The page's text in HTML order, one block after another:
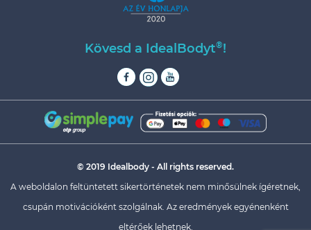
Kövesd a IdealBodyt®!
© 2019 Idealbody - All rights reserved.
A weboldalon feltüntetett sikertörténetek nem minősülnek ígéretnek,
csupán motivációként szolgálnak. Az eredmények egyénenként
eltérőek lehetnek.